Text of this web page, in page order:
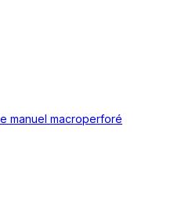
manuel macroperforé